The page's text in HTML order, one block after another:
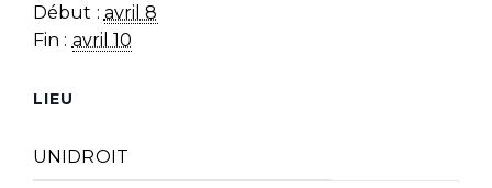
Début : avril 8
Fin : avril 10
LIEU
UNIDROIT